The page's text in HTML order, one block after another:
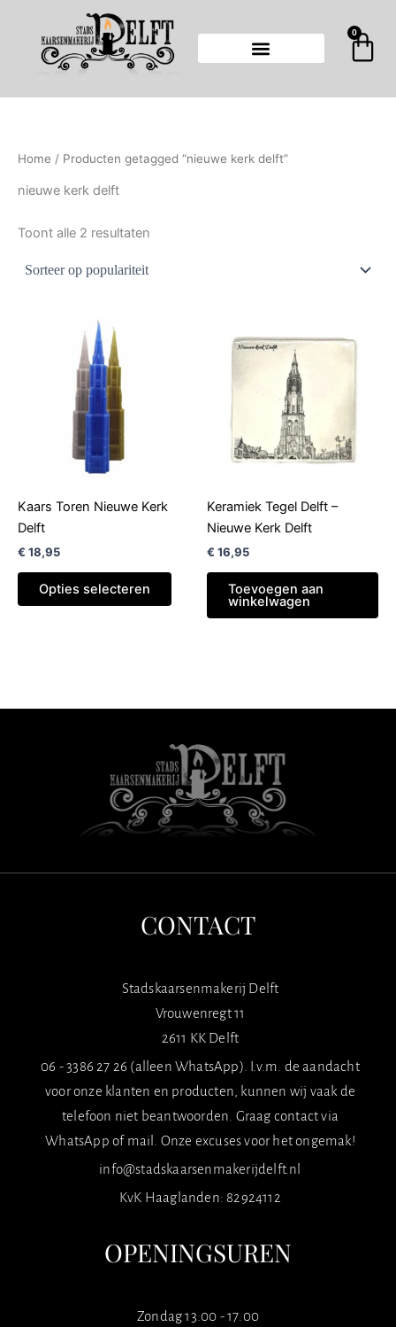
0
Home / Producten getagged “nieuwe kerk delft”
nieuwe kerk delft
Toont alle 2 resultaten
op
populariteit
Kaars Toren Nieuwe Kerk
Delft
€ 18,95
Opties selecteren
worden
productpagina
Keramiek Tegel Delft –
Nieuwe Kerk Delft
€ 16,95
Toevoegen aan
winkelwagen
CONTACT
Stadskaarsenmakerij Delft
Vrouwenregt 11
2611 KK Delft
06 - 3386 27 26 (alleen WhatsApp). I.v.m. de aandacht
voor onze klanten en producten, kunnen wij vaak de
telefoon niet beantwoorden. Graag contact via
WhatsApp of mail. Onze excuses voor het ongemak!
info@stadskaarsenmakerijdelft.nl
KvK Haaglanden: 82924112
OPENINGSUREN
Zondag 13.00 - 17.00